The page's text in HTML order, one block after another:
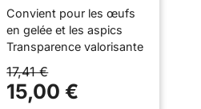
en Gelée,
Polystyrène,
Transparent,
Contenance 90 ml,
86 x 66 x 34 mm,
Recyclable
Convient pour les œufs
en gelée et les aspics
Transparence valorisante
17,41 €
15,00 €